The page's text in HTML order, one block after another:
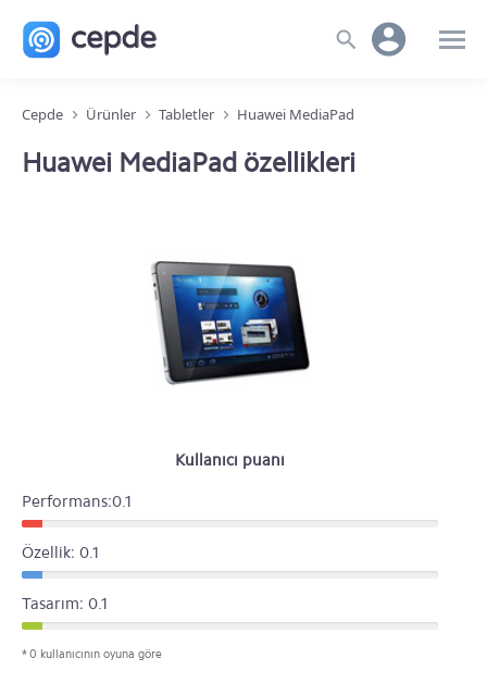
Cepde Ürünler Tabletler Huawei MediaPad
Huawei MediaPad özellikleri
Kullanıcı puanı
Performans:0.1
Özellik: 0.1
Tasarım: 0.1
* 0 kullanıcının oyuna göre